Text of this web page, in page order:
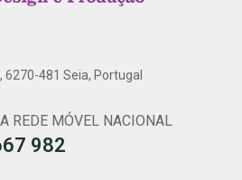
6270-481 Seia, Portugal
REDE MÓVEL NACIONAL
982